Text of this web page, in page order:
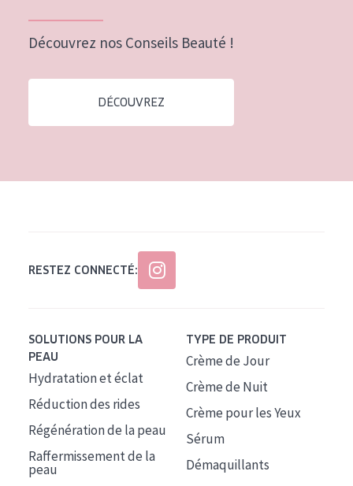
Peau normale à sèche
Peau mature
Peau ménopausée
Âge : 55+
Découvrez nos Conseils Beauté !
DÉCOUVREZ
RESTEZ CONNECTÉ:
SOLUTIONS POUR LA
PEAU
Hydratation et éclat
Réduction des rides
Régénération de la peau
Raffermissement de la
peau
TYPE DE PRODUIT
Crème de Jour
Crème de Nuit
Crème pour les Yeux
Sérum
Démaquillants